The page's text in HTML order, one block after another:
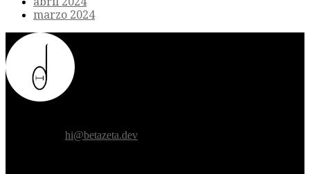
marzo 2024
hi@betazeta.dev